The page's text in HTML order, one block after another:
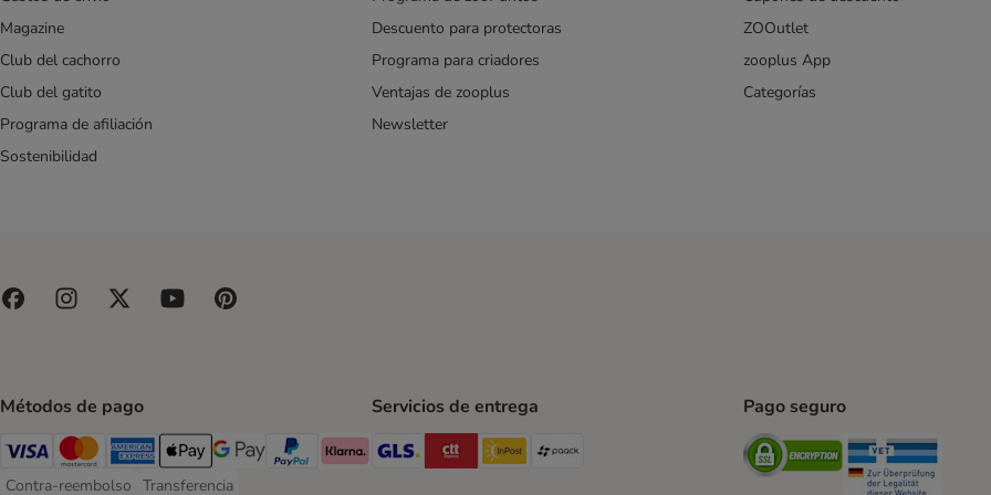
Magazine
Club del cachorro
Club del gatito
Programa de afiliación
Sostenibilidad
Descuento para protectoras
Programa para criadores
Ventajas de zooplus
Newsletter
ZOOutlet
zooplus App
Categorías
Métodos de pago
Visa Payment Method
Mastercard Payment Method
American Express Payment Method
Apple Pay Payment Method
Google Pay Payment Method
PayPal Payment Method
Klarna Payment Method
Contra-reembolso Transferencia
Servicios de entrega
GLS Shipping Method
CTTExpress Shipping Method
InPost Shipping Method
Pago seguro
Security